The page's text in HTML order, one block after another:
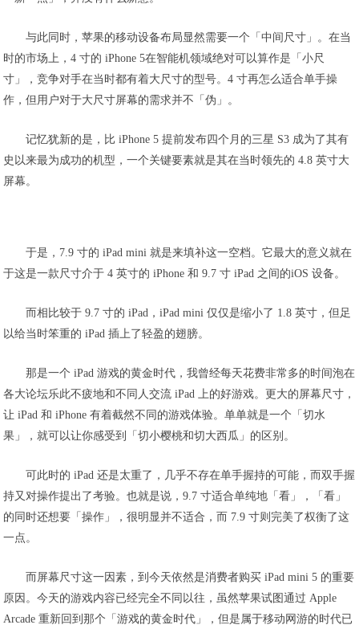
与此同时，苹果的移动设备布局显然需要一个「中间尺寸」。在当
时的市场上，4 寸的 iPhone 5在智能机领域绝对可以算作是「小尺
寸」，竞争对手在当时都有着大尺寸的型号。4 寸再怎么适合单手操
作，但用户对于大尺寸屏幕的需求并不「伪」。
记忆犹新的是，比 iPhone 5 提前发布四个月的三星 S3 成为了其有
史以来最为成功的机型，一个关键要素就是其在当时领先的 4.8 英寸大
屏幕。
于是，7.9 寸的 iPad mini 就是来填补这一空档。它最大的意义就在
于这是一款尺寸介于 4 英寸的 iPhone 和 9.7 寸 iPad 之间的iOS 设备。
而相比较于 9.7 寸的 iPad，iPad mini 仅仅是缩小了 1.8 英寸，但足
以给当时笨重的 iPad 插上了轻盈的翅膀。
那是一个 iPad 游戏的黄金时代，我曾经每天花费非常多的时间泡在
各大论坛乐此不疲地和不同人交流 iPad 上的好游戏。更大的屏幕尺寸，
让 iPad 和 iPhone 有着截然不同的游戏体验。单单就是一个「切水
果」，就可以让你感受到「切小樱桃和切大西瓜」的区别。
可此时的 iPad 还是太重了，几乎不存在单手握持的可能，而双手握
持又对操作提出了考验。也就是说，9.7 寸适合单纯地「看」，「看」
的同时还想要「操作」，很明显并不适合，而 7.9 寸则完美了权衡了这
一点。
而屏幕尺寸这一因素，到今天依然是消费者购买 iPad mini 5 的重要
原因。今天的游戏内容已经完全不同以往，虽然苹果试图通过 Apple
Arcade 重新回到那个「游戏的黄金时代」，但是属于移动网游的时代已